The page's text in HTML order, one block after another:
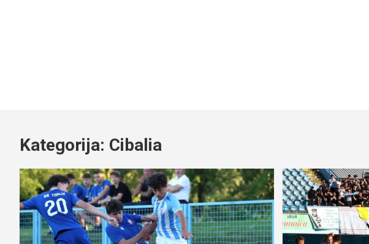
Kategorija: Cibalia